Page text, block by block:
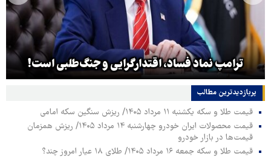
ترامپ نماد فساد، اقتدارگرایی و جنگ‌طلبی است!
پربازدیدترین‌ مطالب
قیمت طلا و سکه یکشنبه ۱۱ مرداد ۱۴۰۵/ ریزش سنگین سکه امامی
قیمت محصولات ایران خودرو چهارشنبه ۱۴ مرداد ۱۴۰۵/ ریزش همزمان
قیمت‌ها در بازار خودرو
قیمت طلا و سکه جمعه ۱۶ مرداد ۱۴۰۵/ طلای ۱۸ عیار امروز چند؟